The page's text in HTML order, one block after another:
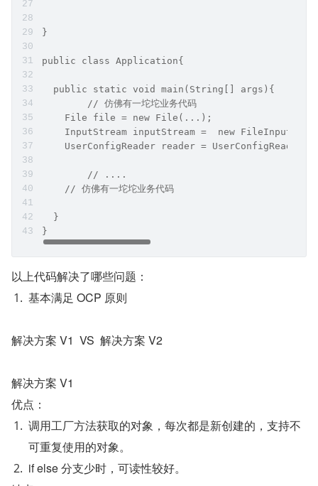
}
public class Application{
  public static void main(String[] args){
  	// 仿佛有一坨坨业务代码
    File file = new File(...);
InputStream inputStream =  new
UserConfigReader reader =
   	// ....
    // 仿佛有一坨坨业务代码
  }
}
以上代码解决了哪些问题：
基本满足 OCP 原则
解决方案 V1  VS  解决方案 V2
解决方案 V1
优点：
调用工厂方法获取的对象，每次都是新创建的，支持不
可重复使用的对象。
if else 分支少时，可读性较好。